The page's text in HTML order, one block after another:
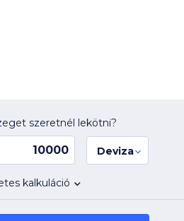
szeretnél lekötni?
Deviza
kalkuláció